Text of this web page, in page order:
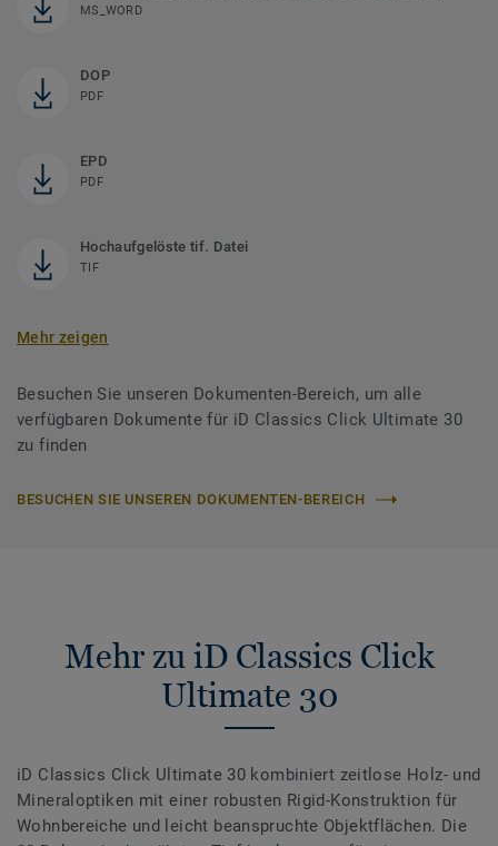
MS_WORD
DOP
PDF
EPD
PDF
Hochaufgelöste tif. Datei
TIF
Mehr zeigen
Besuchen Sie unseren Dokumenten-Bereich, um alle
verfügbaren Dokumente für iD Classics Click Ultimate 30
zu finden
BESUCHEN SIE UNSEREN DOKUMENTEN-BEREICH
Mehr zu iD Classics Click
Ultimate 30
iD Classics Click Ultimate 30 kombiniert zeitlose Holz- und
Mineraloptiken mit einer robusten Rigid-Konstruktion für
Wohnbereiche und leicht beanspruchte Objektflächen. Die